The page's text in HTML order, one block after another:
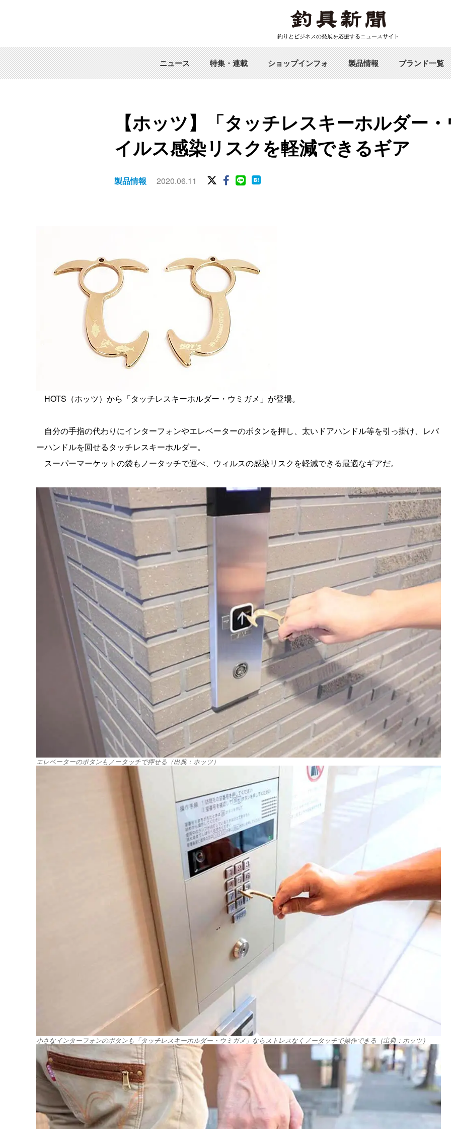
釣りとビジネスの発展を応援するニュースサイト
ニュース 特集・連載 ショップインフォ 製品情報 ブランド一覧
【ホッツ】「タッチレスキーホルダー
イルス感染リスクを軽減できるギア
製品情報 2020.06.11
HOTS（ホッツ）から「タッチレスキーホルダー・ウミガメ」が登場。
自分の手指の代わりにインターフォンやエレベーターのボタンを押し、太いドアハンドル等を引っ掛け、レバ
ーハンドルを回せるタッチレスキーホルダー。
スーパーマーケットの袋もノータッチで運べ、ウィルスの感染リスクを軽減できる最適なギアだ。
エレベーターのボタンもノータッチで押せる（出典：ホッツ）
小さなインターフォンのボタンも「タッチレスキーホルダー・ウミガメ」ならストレスなくノータッチで操作できる（出典：ホッツ）